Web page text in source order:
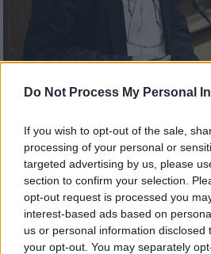
Do Not Process My Personal
If you wish to opt-out of the sale,
processing of your personal or
targeted advertising by us, please
section to confirm your selection.
opt-out request is processed you
interest-based ads based on
us or personal information disclosed
your opt-out. You may separately
Πολιτική|14.11.2018 21:54
Μιχελογιαννάκης:
αναθεώρηση του
Αντίστοιχα, ο βουλευτής
σχετική ανακοίνωσή του,
Άρθρο 16 του Συντάγματος